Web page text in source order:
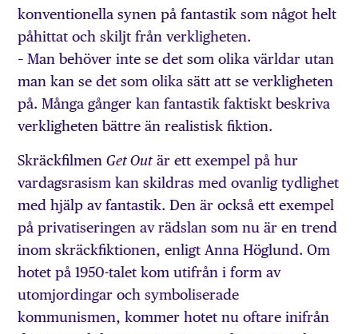
konventionella synen på fantastik som något helt
påhittat och skiljt från verkligheten.
– Man behöver inte se det som olika världar utan
man kan se det som olika sätt att se verkligheten
på. Många gånger kan fantastik faktiskt beskriva
verkligheten bättre än realistisk fiktion.
SkräckfilmenGet Out är ett exempel på hur
vardags­rasism kan skildras med ovanlig tydlighet
med hjälp av fantastik. Den är också ett exempel
på privatiseringen av rädslan som nu är en trend
inom skräck­fiktionen, enligt Anna Hög­lund. Om
hotet på 1950-talet kom utifrån i form av
utomjordingar och symboliserade
kommunismen, kommer hotet nu oftare inifrån